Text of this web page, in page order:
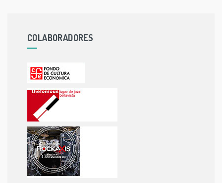
COLABORADORES